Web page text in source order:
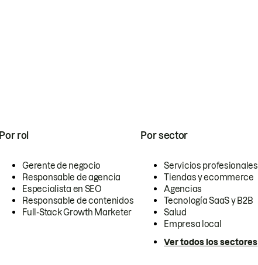
Por rol
Gerente de negocio
Responsable de agencia
Especialista en SEO
Responsable de contenidos
Full-Stack Growth Marketer
Por sector
Servicios profesionales
Tiendas y ecommerce
Agencias
Tecnología SaaS y B2B
Salud
Empresa local
Ver todos los sectores